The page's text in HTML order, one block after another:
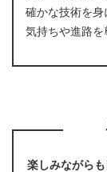
確かな技術を
気持ちや進路を
楽しみながら